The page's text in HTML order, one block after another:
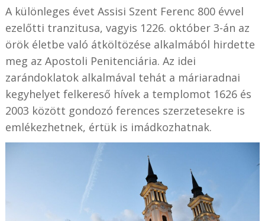
A különleges évet Assisi Szent Ferenc 800 évvel
ezelőtti tranzitusa, vagyis 1226. október 3-án az
örök életbe való átköltözése alkalmából hirdette
meg az Apostoli Penitenciária. Az idei
zarándoklatok alkalmával tehát a máriaradnai
kegyhelyet felkereső hívek a templomot 1626 és
2003 között gondozó ferences szerzetesekre is
emlékezhetnek, értük is imádkozhatnak.